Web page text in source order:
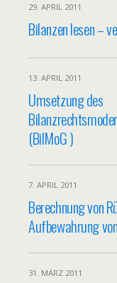
29. APRIL 2011
Bilanzen lesen –
13. APRIL 2011
Umsetzung des
(BilMoG )
7. APRIL 2011
Berechnung von
Aufbewahrung
31. MÄRZ 2011